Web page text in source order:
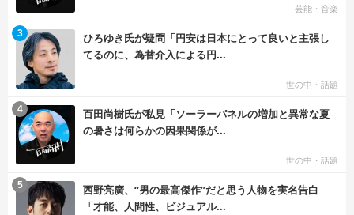
芸能・音楽
ひろゆき氏が疑問「円安は日本にとって良いと主張し
てるのに、為替介入による円...
世の中・話題
3
百田尚樹氏が私見「ソーラーパネルの増加と異常な夏
の暑さは何らかの因果関係が...
世の中・話題
4
西野亮廣、“男の最高傑作”だと思う人物を実名告白
「才能、人間性、ビジュアル...
5